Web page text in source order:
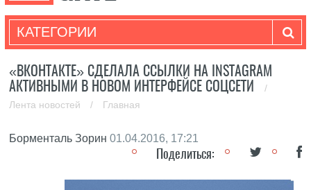
КАТЕГОРИИ
«ВКОНТАКТЕ» СДЕЛАЛА ССЫЛКИ НА INSTAGRAM
АКТИВНЫМИ В НОВОМ ИНТЕРФЕЙСЕ СОЦСЕТИ
/
Лента новостей
/ Главная
Борменталь Зорин 01.04.2016, 17:21
Поделиться: